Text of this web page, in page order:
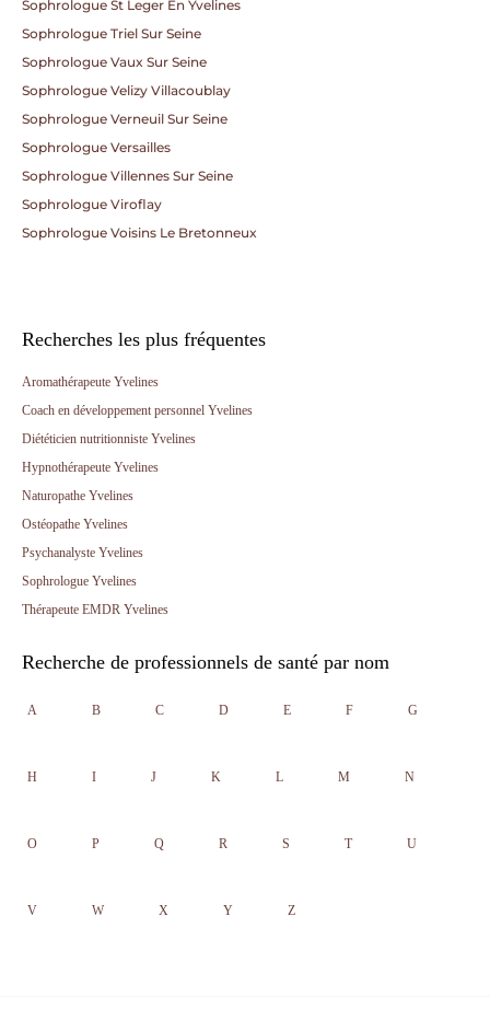
Sophrologue St Leger En Yvelines
Sophrologue Triel Sur Seine
Sophrologue Vaux Sur Seine
Sophrologue Velizy Villacoublay
Sophrologue Verneuil Sur Seine
Sophrologue Versailles
Sophrologue Villennes Sur Seine
Sophrologue Viroflay
Sophrologue Voisins Le Bretonneux
Recherches les plus fréquentes
Aromathérapeute Yvelines
Coach en développement personnel Yvelines
Diététicien nutritionniste Yvelines
Hypnothérapeute Yvelines
Naturopathe Yvelines
Ostéopathe Yvelines
Psychanalyste Yvelines
Sophrologue Yvelines
Thérapeute EMDR Yvelines
Recherche de professionnels de santé par nom
A B C D E F G
H I J K L M N
O P Q R S T U
V W X Y Z